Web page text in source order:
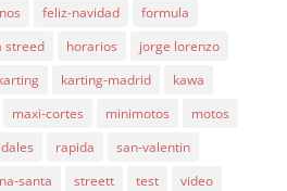
feliz-navidad
formula
streed horarios
jorge lorenzo
karting-madrid
kawa
maxi-cortes minimotos
motos
rapida
san-valentin
santa streett test video